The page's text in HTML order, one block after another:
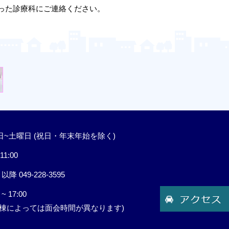
診療科にご連絡ください。
~土曜日 (祝日・年末年始を除く)
降 049-228-3595
17:00
によっては面会時間が異なります)